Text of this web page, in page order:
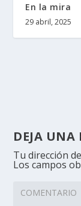
En la mira
29 abril, 2025
DEJA UNA
Tu dirección
Los campos